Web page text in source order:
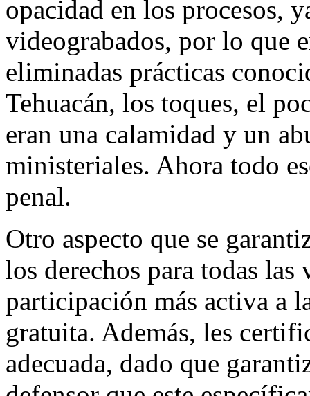
opacidad en los procesos,
videograbados, por lo que
eliminadas prácticas
Tehuacán, los toques, el
eran una calamidad y un
ministeriales. Ahora todo
penal.
Otro aspecto que se
los derechos para todas
participación más activa a
gratuita. Además, les
adecuada, dado que